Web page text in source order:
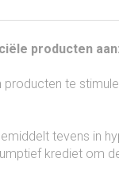
producten aan:
te
tevens in
krediet om